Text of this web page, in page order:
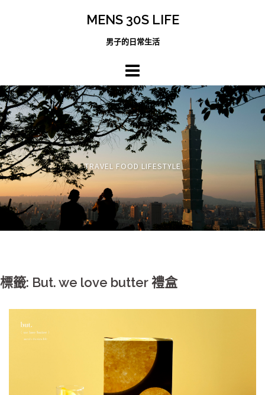
MENS 30S LIFE
男子的日常生活
TRAVEL FOOD LIFESTYLE
標籤: But. we love butter 禮盒